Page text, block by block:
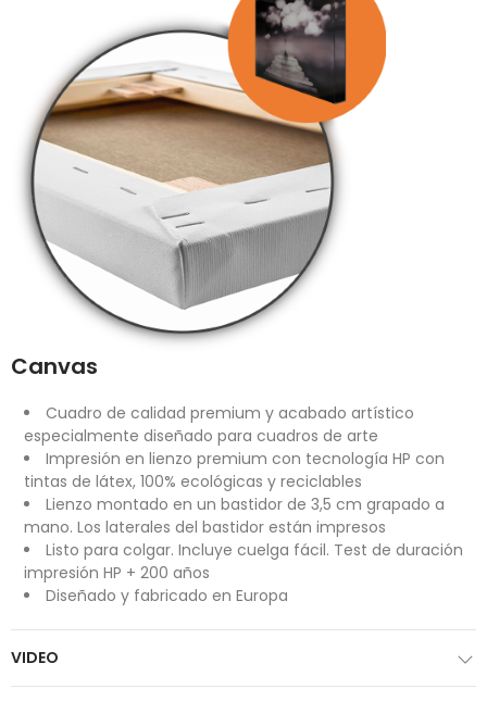
Canvas
Cuadro de calidad premium y acabado artístico
especialmente diseñado para cuadros de arte
Impresión en lienzo premium con tecnología HP con
tintas de látex, 100% ecológicas y reciclables
Lienzo montado en un bastidor de 3,5 cm grapado a
mano. Los laterales del bastidor están impresos
Listo para colgar. Incluye cuelga fácil. Test de duración
impresión HP + 200 años
Diseñado y fabricado en Europa
VIDEO